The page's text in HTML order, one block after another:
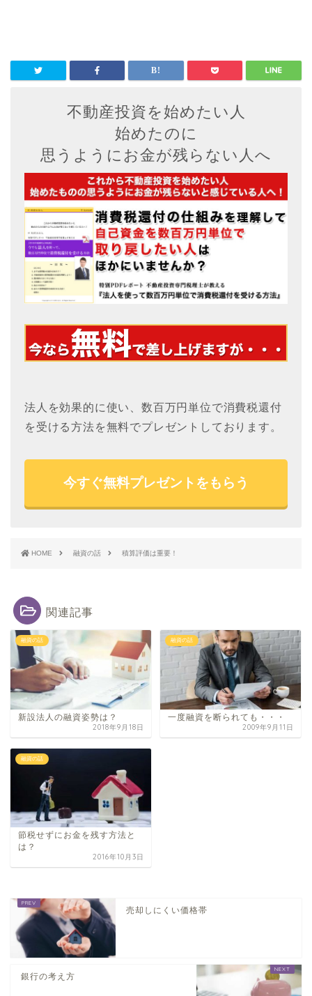
不動産投資を始めたい人
始めたのに
思うようにお金が残らない人へ
法人を効果的に使い、数百万円単位で消費税還付
を受ける方法を無料でプレゼントしております。
今すぐ無料プレゼントをもらう
HOME 融資の話 積算評価は重要！
関連記事
融資の話
新設法人の融資姿勢は？
2018年9月18日
融資の話
一度融資を断られても・・・
2009年9月11日
融資の話
節税せずにお金を残す方法と
は？
2016年10月3日
売却しにくい価格帯
銀行の考え方